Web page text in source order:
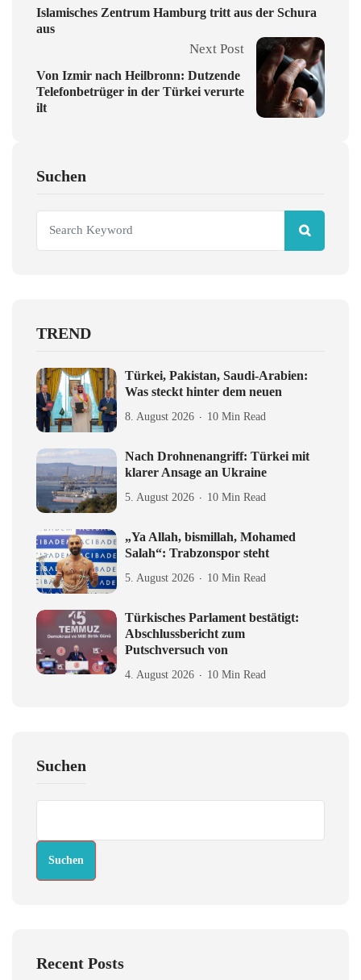
Islamisches Zentrum Hamburg tritt aus der Schura
aus
Next Post
Von Izmir nach Heilbronn: Dutzende
Telefonbetrüger in der Türkei verurte
ilt
Suchen
TREND
Türkei, Pakistan, Saudi-Arabien:
Was steckt hinter dem neuen
8. August 2026 10 Min Read
Nach Drohnenangriff: Türkei mit
klarer Ansage an Ukraine
5. August 2026 10 Min Read
„Ya Allah, bismillah, Mohamed
Salah“: Trabzonspor steht
5. August 2026 10 Min Read
Türkisches Parlament bestätigt:
Abschlussbericht zum
Putschversuch von
4. August 2026 10 Min Read
Suchen
Suchen
Recent Posts